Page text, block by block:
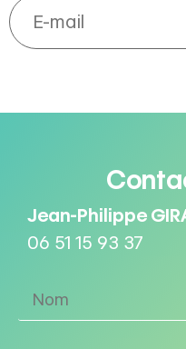
Jean-Philippe
06 51 15 93 37